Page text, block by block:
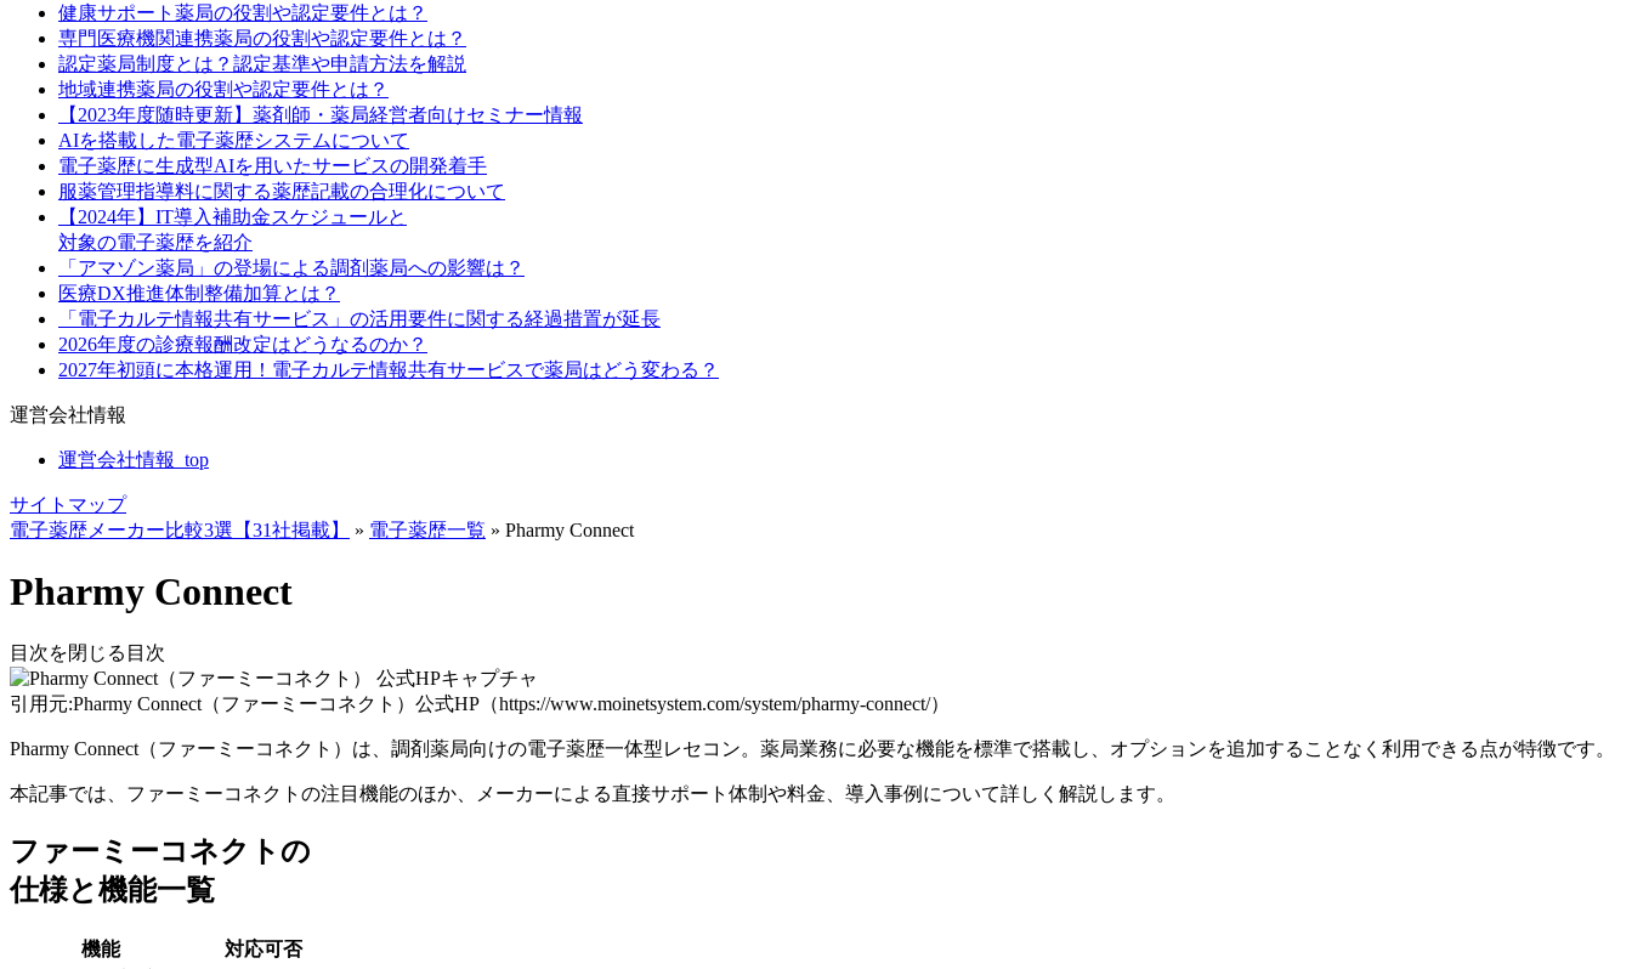
健康サポート薬局の役割や認定要件とは？
専門医療機関連携薬局の役割や認定要件とは？
認定薬局制度とは？認定基準や申請方法を解説
地域連携薬局の役割や認定要件とは？
【2023年度随時更新】薬剤師・薬局経営者向けセミナー情報
AIを搭載した電子薬歴システムについて
電子薬歴に生成型AIを用いたサービスの開発着手
服薬管理指導料に関する薬歴記載の合理化について
【2024年】IT導入補助金スケジュールと
対象の電子薬歴を紹介
「アマゾン薬局」の登場による調剤薬局への影響は？
医療DX推進体制整備加算とは？
「電子カルテ情報共有サービス」の活用要件に関する経過措置が延長
2026年度の診療報酬改定はどうなるのか？
2027年初頭に本格運用！電子カルテ情報共有サービスで薬局はどう変わる？
運営会社情報
運営会社情報_top
サイトマップ
電子薬歴メーカー比較3選【31社掲載】
» 電子薬歴一覧 » Pharmy Connect
Pharmy Connect
目次を閉じる 目次
引用元:Pharmy Connect（ファーミーコネクト）公式HP（https://www.moinetsystem.com/system/pharmy-connect/）
Pharmy Connect（ファーミーコネクト）は、調剤薬局向けの電子薬歴一体型レセコン。薬局業務に必要な機能を標準で搭載し、オプションを追加することなく利用できる点が特徴です。
本記事では、ファーミーコネクトの注目機能のほか、メーカーによる直接サポート体制や料金、導入事例について詳しく解説します。
ファーミーコネクトの
仕様と機能一覧
機能
対応可否